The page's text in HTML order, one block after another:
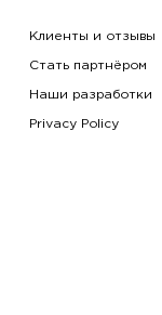
Клиенты и отзывы
Стать партнёром
Наши разработки
Privacy Policy